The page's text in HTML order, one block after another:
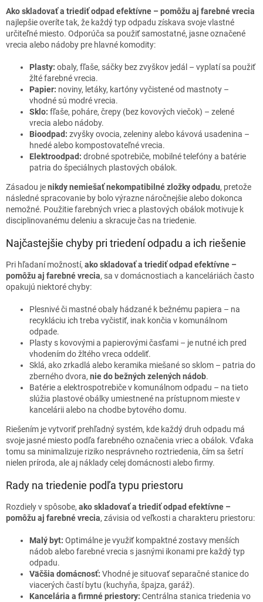
Ako skladovať a triediť odpad efektívne – pomôžu aj farebné vrecia
najlepšie overíte tak, že každý typ odpadu získava svoje vlastné
určiteľné miesto. Odporúča sa použiť samostatné, jasne označené
vrecia alebo nádoby pre hlavné komodity:
Plasty: obaly, fľaše, sáčky bez zvyškov jedál – vyplatí sa použiť
žlté farebné vrecia.
Papier: noviny, letáky, kartóny vyčistené od mastnoty –
vhodné sú modré vrecia.
Sklo: fľaše, poháre, črepy (bez kovových viečok) – zelené
vrecia alebo nádoby.
Bioodpad: zvyšky ovocia, zeleniny alebo kávová usadenina –
hnedé alebo kompostovateľné vrecia.
Elektroodpad: drobné spotrebiče, mobilné telefóny a batérie
patria do špeciálnych plastových obálok.
Zásadou jenikdy nemiešať nekompatibilné zložky odpadu, pretože
následné spracovanie by bolo výrazne náročnejšie alebo dokonca
nemožné. Použitie farebných vriec a plastových obálok motivuje k
disciplinovanému deleniu a skracuje čas na triedenie.
Najčastejšie chyby pri triedení odpadu a ich riešenie
Pri hľadaní možností, ako skladovať a triediť odpad efektívne –
pomôžu aj farebné vrecia, sa v domácnostiach a kanceláriách často
opakujú niektoré chyby:
Plesnivé či mastné obaly hádzané k bežnému papiera – na
recykláciu ich treba vyčistiť, inak končia v komunálnom
odpade.
Plasty s kovovými a papierovými časťami – je nutné ich pred
vhodením do žltého vreca oddeliť.
Sklá, ako zrkadlá alebo keramika miešané so sklom – patria do
zberného dvora, nie do bežných zelených nádob.
Batérie a elektrospotrebiče v komunálnom odpadu – na tieto
slúžia plastové obálky umiestnené na prístupnom mieste v
kancelárii alebo na chodbe bytového domu.
Riešením je vytvoriť prehľadný systém, kde každý druh odpadu má
svoje jasné miesto podľa farebného označenia vriec a obálok. Vďaka
tomu sa minimalizuje riziko nesprávneho roztriedenia, čím sa šetrí
nielen príroda, ale aj náklady celej domácnosti alebo firmy.
Rady na triedenie podľa typu priestoru
Rozdiely v spôsobe, ako skladovať a triediť odpad efektívne –
pomôžu aj farebné vrecia, závisia od veľkosti a charakteru priestoru:
Malý byt: Optimálne je využiť kompaktné zostavy menších
nádob alebo farebné vrecia s jasnými ikonami pre každý typ
odpadu.
Väčšia domácnosť: Vhodné je situovať separačné stanice do
viacerých častí bytu (kuchyňa, špajza, garáž).
Kancelária a firmné priestory: Centrálna stanica triedenia vo